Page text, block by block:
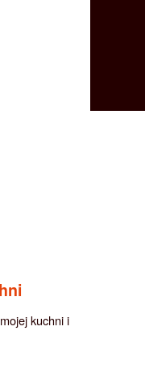
kuchni i